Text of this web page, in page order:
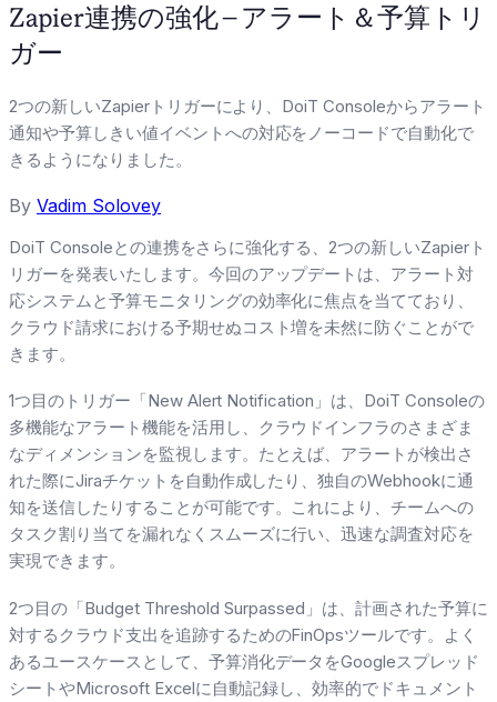
Zapier連携の強化 – アラート＆予算トリ
ガー
2つの新しいZapierトリガーにより、DoiT Consoleからアラート
通知や予算しきい値イベントへの対応をノーコードで自動化で
きるようになりました。
By Vadim Solovey
DoiT Consoleとの連携をさらに強化する、2つの新しいZapierト
リガーを発表いたします。今回のアップデートは、アラート対
応システムと予算モニタリングの効率化に焦点を当てており、
クラウド請求における予期せぬコスト増を未然に防ぐことがで
きます。
1つ目のトリガー「New Alert Notification」は、DoiT Consoleの
多機能なアラート機能を活用し、クラウドインフラのさまざま
なディメンションを監視します。たとえば、アラートが検出さ
れた際にJiraチケットを自動作成したり、独自のWebhookに通
知を送信したりすることが可能です。これにより、チームへの
タスク割り当てを漏れなくスムーズに行い、迅速な調査対応を
実現できます。
2つ目の「Budget Threshold Surpassed」は、計画された予算に
対するクラウド支出を追跡するためのFinOpsツールです。よく
あるユースケースとして、予算消化データをGoogleスプレッド
シートやMicrosoft Excelに自動記録し、効率的でドキュメント